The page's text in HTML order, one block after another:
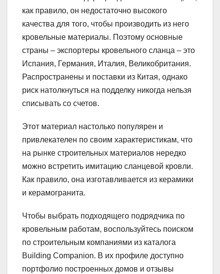
как правило, он недостаточно высокого
качества для того, чтобы производить из него
кровельные материалы. Поэтому основные
страны – экспортеры кровельного сланца – это
Испания, Германия, Италия, Великобритания.
Распространены и поставки из Китая, однако
риск натолкнуться на подделку никогда нельзя
списывать со счетов.
Этот материал настолько популярен и
привлекателен по своим характеристикам, что
на рынке строительных материалов нередко
можно встретить имитацию сланцевой кровли.
Как правило, она изготавливается из керамики
и керамогранита.
Чтобы выбрать подходящего подрядчика по
кровельным работам, воспользуйтесь поиском
по строительным компаниями из каталога
Building Companion. В их профиле доступно
портфолио построенных домов и отзывы